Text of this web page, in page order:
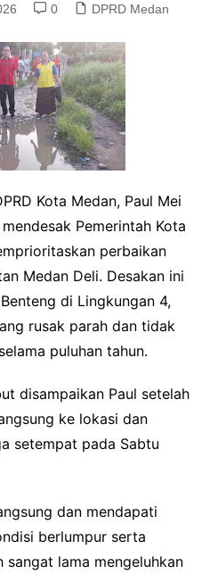
0 DPRD Medan
Kota Medan, Paul Mei
Pemerintah Kota
perbaikan
Medan Deli. Desakan ini
di Lingkungan 4,
rusak parah dan tidak
puluhan tahun.
disampaikan Paul setelah
ke lokasi dan
setempat pada Sabtu
dan mendapati
berlumpur serta
sangat lama mengeluhkan